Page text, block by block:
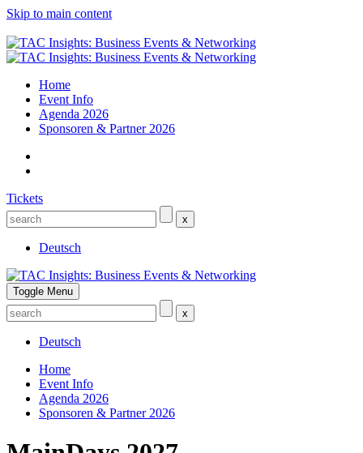
Skip to main content
Home
Event Info
Agenda 2026
Sponsoren & Partner 2026
Tickets
x
Deutsch
Toggle Menu
x
Deutsch
Home
Event Info
Agenda 2026
Sponsoren & Partner 2026